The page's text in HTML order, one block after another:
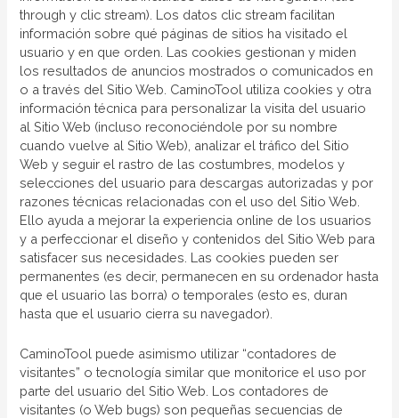
through y clic stream). Los datos clic stream facilitan
información sobre qué páginas de sitios ha visitado el
usuario y en que orden. Las cookies gestionan y miden
los resultados de anuncios mostrados o comunicados en
o a través del Sitio Web. CaminoTool utiliza cookies y otra
información técnica para personalizar la visita del usuario
al Sitio Web (incluso reconociéndole por su nombre
cuando vuelve al Sitio Web), analizar el tráfico del Sitio
Web y seguir el rastro de las costumbres, modelos y
selecciones del usuario para descargas autorizadas y por
razones técnicas relacionadas con el uso del Sitio Web.
Ello ayuda a mejorar la experiencia online de los usuarios
y a perfeccionar el diseño y contenidos del Sitio Web para
satisfacer sus necesidades. Las cookies pueden ser
permanentes (es decir, permanecen en su ordenador hasta
que el usuario las borra) o temporales (esto es, duran
hasta que el usuario cierra su navegador).
CaminoTool puede asimismo utilizar “contadores de
visitantes” o tecnología similar que monitorice el uso por
parte del usuario del Sitio Web. Los contadores de
visitantes (o Web bugs) son pequeñas secuencias de